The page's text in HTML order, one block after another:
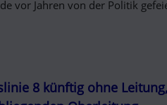
vor Jahren von der Politik
8 künftig ohne